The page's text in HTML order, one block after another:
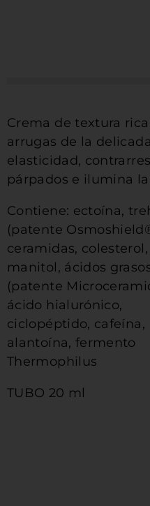
Crema de textura
arrugas de la
elasticidad,
párpados e ilumina
Contiene: ectoína,
(patente
ceramidas, colesterol,
manitol, ácidos
(patente
ácido hialurónico,
ciclopéptido, cafeína,
alantoína, fermento
Thermophilus
TUBO 20 ml